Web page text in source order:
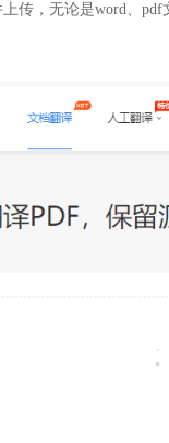
传，无论是word、